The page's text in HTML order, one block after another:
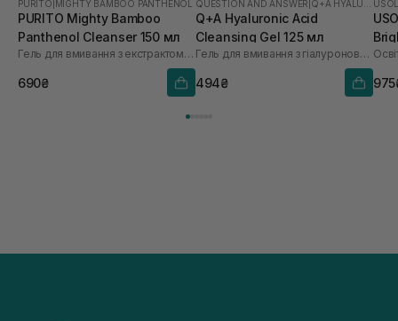
PURITO MIGHTY BAMBOO PANTHENOL
PURITO Mighty Bamboo
Panthenol Cleanser 150 мл
Гель для вмивання з екстрактом бамбука та пантенолом
690₴
QUESTION AND ANSWER
Q+A Hyaluronic Acid
Cleansing Gel 125 мл
Гель для вмивання з гіалуроновою кислотою
494₴